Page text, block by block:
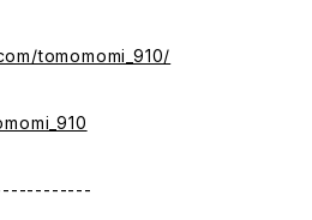
tomomomi_910/